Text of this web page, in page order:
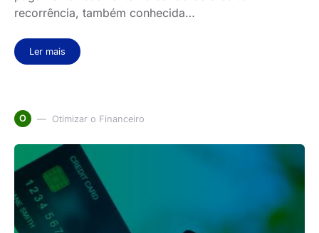
recorrência, também conhecida…
Ler mais
O Otimizar o Financeiro